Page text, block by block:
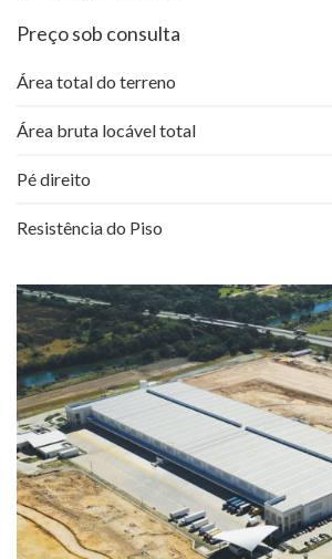
Preço sob consulta
Área total do terreno
Área bruta locável total
Pé direito
Resistência do Piso